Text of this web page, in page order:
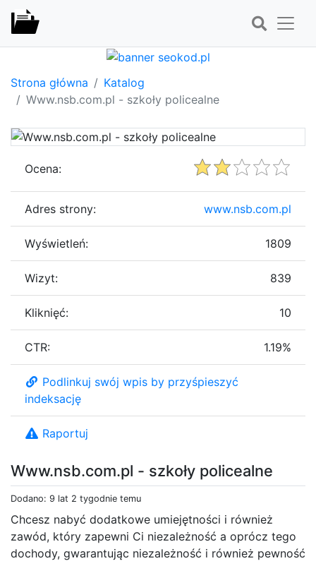
Strona główna
Katalog
Www.nsb.com.pl - szkoły policealne
Www.nsb.com.pl - szkoły policealne
Dodano: 9 lat 2 tygodnie temu
Chcesz nabyć dodatkowe umiejętności i również
zawód, który zapewni Ci niezależność a oprócz tego
dochody, gwarantując niezależność i również pewność
Ocena:
Adres strony: www.nsb.com.pl
Wyświetleń: 1809
Wizyt: 839
Kliknięć: 10
CTR: 1.19%
Podlinkuj swój wpis by przyśpieszyć
indeksację
Raportuj